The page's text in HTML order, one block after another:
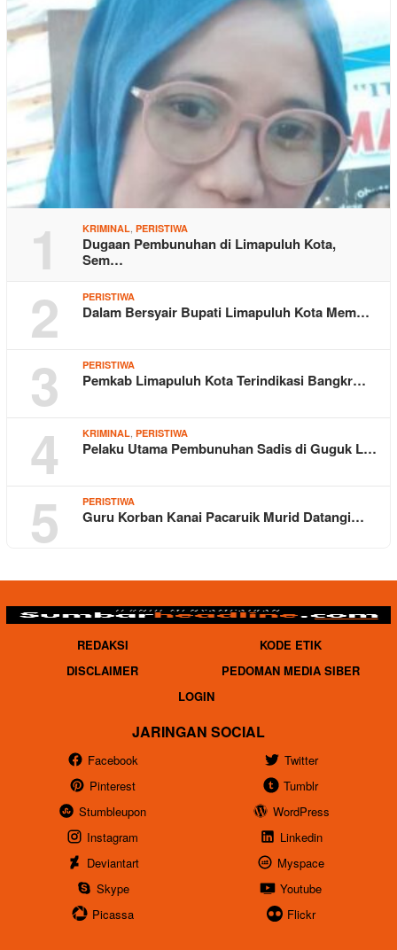
1 KRIMINAL PERISTIWA
Dugaan Pembunuhan di Limapuluh Kota,
Sem…
2 PERISTIWA
Dalam Bersyair Bupati Limapuluh Kota Mem…
3 PERISTIWA
Pemkab Limapuluh Kota Terindikasi Bangkr…
4 KRIMINAL PERISTIWA
Pelaku Utama Pembunuhan Sadis di Guguk L…
5 PERISTIWA
Guru Korban Kanai Pacaruik Murid Datangi…
REDAKSI
KODE ETIK
DISCLAIMER
PEDOMAN MEDIA SIBER
LOGIN
JARINGAN SOCIAL
Facebook
Twitter
Pinterest
Tumblr
Stumbleupon
WordPress
Instagram
Linkedin
Deviantart
Myspace
Skype
Youtube
Picassa
Flickr